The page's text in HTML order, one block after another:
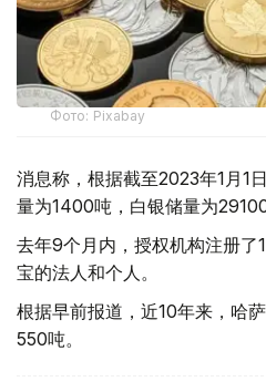
Фото: Pixabay
消息称，根据截至2023年1月1
量为1400吨，白银储量为29100
去年9个月内，授权机构注册
宝的法人和个人。
根据早前报道，近10年来，哈
550吨。